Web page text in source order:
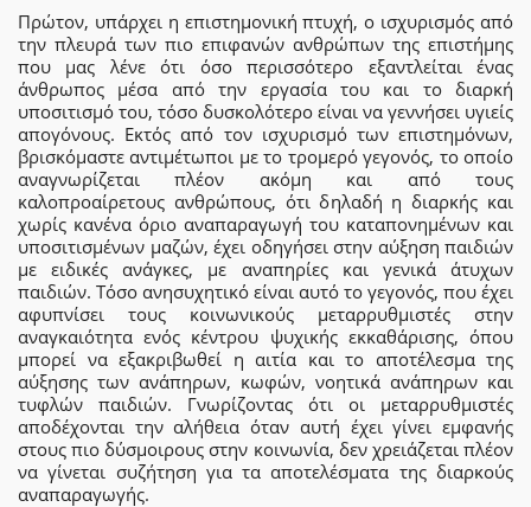
Πρώτον, υπάρχει η επιστημονική πτυχή, ο ισχυρισμός από
την πλευρά των πιο επιφανών ανθρώπων της επιστήμης
που μας λένε ότι όσο περισσότερο εξαντλείται ένας
άνθρωπος μέσα από την εργασία του και το διαρκή
υποσιτισμό του, τόσο δυσκολότερο είναι να γεννήσει υγιείς
απογόνους. Εκτός από τον ισχυρισμό των επιστημόνων,
βρισκόμαστε αντιμέτωποι με το τρομερό γεγονός, το οποίο
αναγνωρίζεται πλέον ακόμη και από τους
καλοπροαίρετους ανθρώπους, ότι δηλαδή η διαρκής και
χωρίς κανένα όριο αναπαραγωγή του καταπονημένων και
υποσιτισμένων μαζών, έχει οδηγήσει στην αύξηση παιδιών
με ειδικές ανάγκες, με αναπηρίες και γενικά άτυχων
παιδιών. Τόσο ανησυχητικό είναι αυτό το γεγονός, που έχει
αφυπνίσει τους κοινωνικούς μεταρρυθμιστές στην
αναγκαιότητα ενός κέντρου ψυχικής εκκαθάρισης, όπου
μπορεί να εξακριβωθεί η αιτία και το αποτέλεσμα της
αύξησης των ανάπηρων, κωφών, νοητικά ανάπηρων και
τυφλών παιδιών. Γνωρίζοντας ότι οι μεταρρυθμιστές
αποδέχονται την αλήθεια όταν αυτή έχει γίνει εμφανής
στους πιο δύσμοιρους στην κοινωνία, δεν χρειάζεται πλέον
να γίνεται συζήτηση για τα αποτελέσματα της διαρκούς
αναπαραγωγής.